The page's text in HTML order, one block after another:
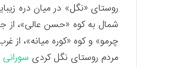
روستای «نگل» در میان دره
شمال به كوه «حسن عالی»، از
چرمو» و کوه «کوره میانه»، از
مردم روستای نگل کردی سورانی